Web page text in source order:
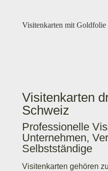
Visitenkarten mit Goldfolie
Visitenkarten
Schweiz
Professionelle
Unternehmen,
Selbstständige
Visitenkarten gehören